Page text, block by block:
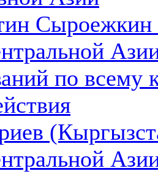
Сыроежкин
по всему